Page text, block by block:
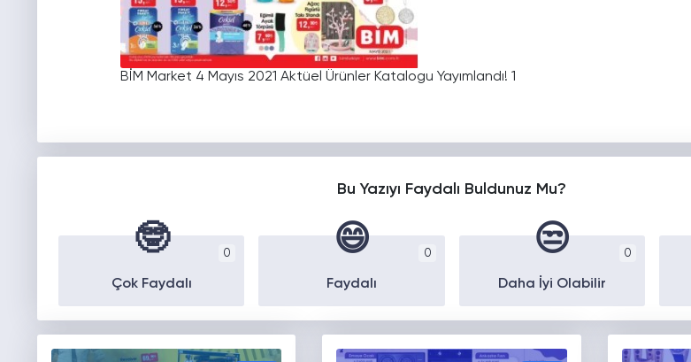
BİM Market 4 Mayıs 2021 Aktüel Ürünler Katalogu Yayımlandı! 1
Bu Yazıyı Faydalı Buldunuz Mu?
0
🤓
Çok Faydalı
0
😄
Faydalı
0
😒
Daha İyi Olabilir